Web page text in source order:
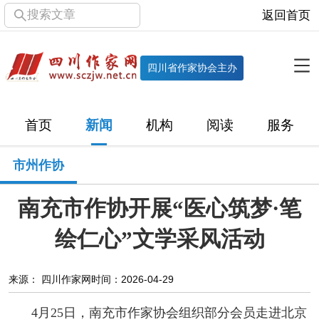
搜索文章 返回首页
四川省作家协会主办
首页 新闻 机构 阅读 服务
机构
直属单位 团体会员 主管社团 专门委员会
历届主席团
新闻
时政 文学动态 作协工作 市州作协
十百千 网络文学
市州作协
南充市作协开展“医心筑梦·笔
绘仁心”文学采风活动
来源： 四川作家网时间：2026-04-29
4月25日，南充市作家协会组织部分会员走进北京